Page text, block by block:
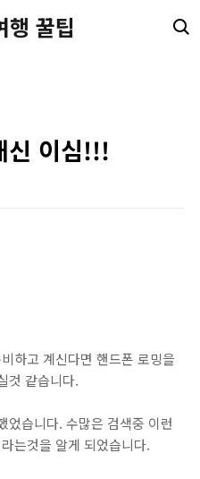
행 꿀팁
신 이심!!!
하고 계신다면 핸드폰 로밍을
것 같습니다.
었습니다. 수많은 검색중 이런
는것을 알게 되었습니다.